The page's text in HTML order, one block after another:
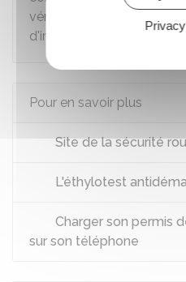
vérifient si le véhicule est
d'immatriculation.
Pour en savoir plus
Site de la sécurité
L'éthylotest
Charger son permis
sur son téléphone